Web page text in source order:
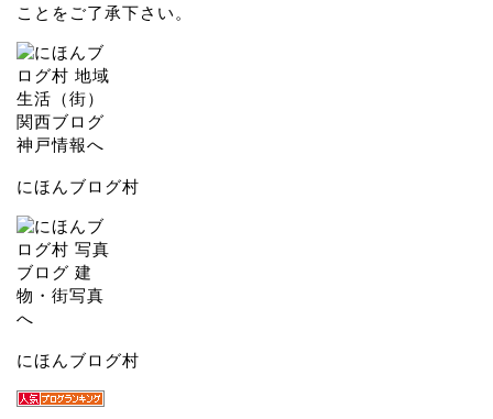
ことをご了承下さい。
にほんブログ村
にほんブログ村